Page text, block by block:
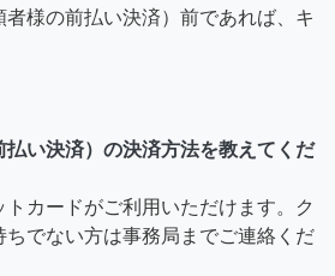
様の前払い決済）前であれば、キ
い決済）の決済方法を教えてくだ
カードがご利用いただけます。ク
ちでない方は事務局までご連絡くだ